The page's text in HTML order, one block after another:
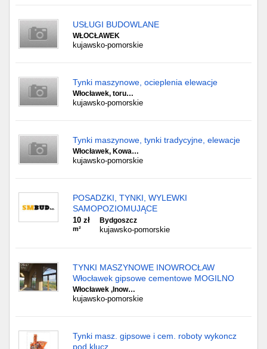
USŁUGI BUDOWLANE
WŁOCŁAWEK
kujawsko-pomorskie
Tynki maszynowe, ocieplenia elewacje
Włocławek, toru…
kujawsko-pomorskie
Tynki maszynowe, tynki tradycyjne, elewacje
Włocławek, Kowa…
kujawsko-pomorskie
POSADZKI, TYNKI, WYLEWKI
SAMOPOZIOMUJĄCE
10 zł
m²
Bydgoszcz
kujawsko-pomorskie
TYNKI MASZYNOWE INOWROCŁAW
Włocławek gipsowe cementowe MOGILNO
Włocławek ,Inow…
kujawsko-pomorskie
Tynki masz. gipsowe i cem. roboty wykoncz
pod klucz